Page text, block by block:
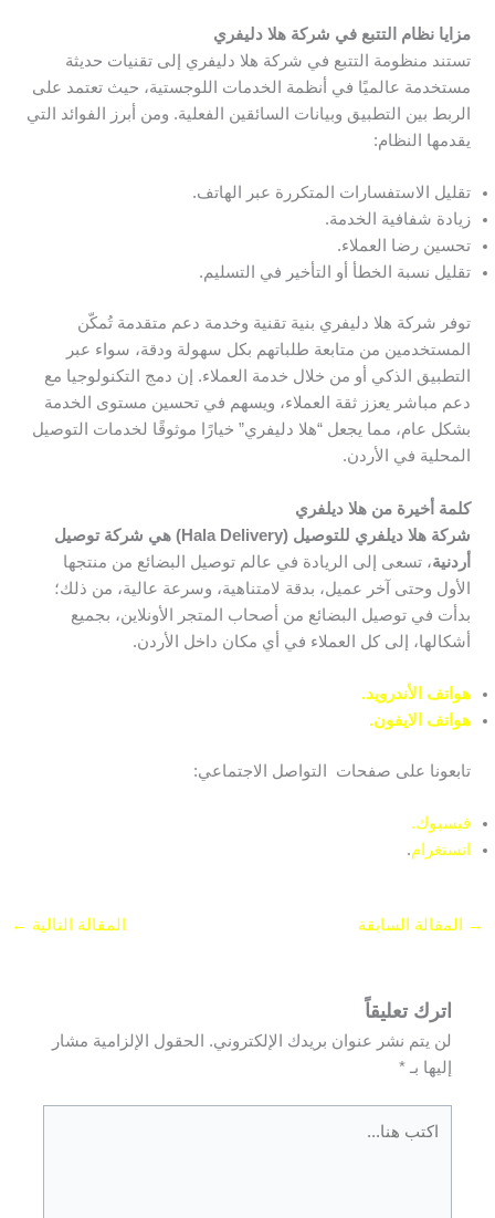
مزايا نظام التتبع في شركة هلا دليفري
تستند منظومة التتبع في شركة هلا دليفري إلى تقنيات حديثة
مستخدمة عالميًا في أنظمة الخدمات اللوجستية، حيث تعتمد على
الربط بين التطبيق وبيانات السائقين الفعلية. ومن أبرز الفوائد التي
يقدمها النظام:
تقليل الاستفسارات المتكررة عبر الهاتف.
زيادة شفافية الخدمة.
تحسين رضا العملاء.
تقليل نسبة الخطأ أو التأخير في التسليم.
توفر شركة هلا دليفري بنية تقنية وخدمة دعم متقدمة تُمكّن
المستخدمين من متابعة طلباتهم بكل سهولة ودقة، سواء عبر
التطبيق الذكي أو من خلال خدمة العملاء. إن دمج التكنولوجيا مع
دعم مباشر يعزز ثقة العملاء، ويسهم في تحسين مستوى الخدمة
بشكل عام، مما يجعل “هلا دليفري” خيارًا موثوقًا لخدمات التوصيل
المحلية في الأردن.
كلمة أخيرة من هلا ديلفري
شركة هلا ديلفري للتوصيل (Hala Delivery) هي شركة توصيل
أردنية، تسعى إلى الريادة في عالم توصيل البضائع من منتجها
الأول وحتى آخر عميل، بدقة لامتناهية، وسرعة عالية، من ذلك؛
بدأت في توصيل البضائع من أصحاب المتجر الأونلاين، بجميع
أشكالها، إلى كل العملاء في أي مكان داخل الأردن.
هواتف الأندرويد.
هواتف الايفون.
تابعونا على صفحات التواصل الاجتماعي:
فيسبوك.
انستغرام.
→ المقالة السابقة المقالة التالية ←
اترك تعليقاً
لن يتم نشر عنوان بريدك الإلكتروني.
الحقول الإلزامية مشار
إليها بـ*